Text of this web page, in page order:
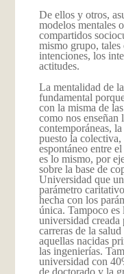
De ellos y otros,
modelos mentales
compartidos
mismo grupo, tales
intenciones, los
actitudes.
La mentalidad de
fundamental
con la misma de
como nos enseñan
contemporáneas,
puesto la
espontáneo entre
es lo mismo, por
sobre la base de
Universidad que
parámetro
hecha con los
única. Tampoco
universidad
carreras de la
aquellas nacidas
las ingenierías.
universidad con
de doctorado y la